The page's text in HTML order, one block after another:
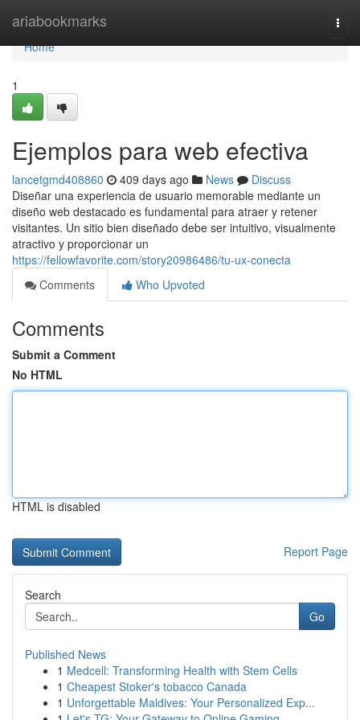
ariabookmarks
Home
Home
1
Ejemplos para web efectiva
lancetgmd408860 409 days ago News
Discuss
Diseñar una experiencia de usuario memorable mediante un
diseño web destacado es fundamental para atraer y retener
visitantes. Un sitio bien diseñado debe ser intuitivo, visualmente
atractivo y proporcionar un
https://fellowfavorite.com/story20986486/tu-ux-conecta
Comments
Who Upvoted
Comments
Submit a Comment
No HTML
HTML is disabled
Report Page
Search
Go
Published News
1 Medcell: Transforming Health with Stem Cells
1 Cheapest Stoker's tobacco Canada
1 Unforgettable Maldives: Your Personalized Exp...